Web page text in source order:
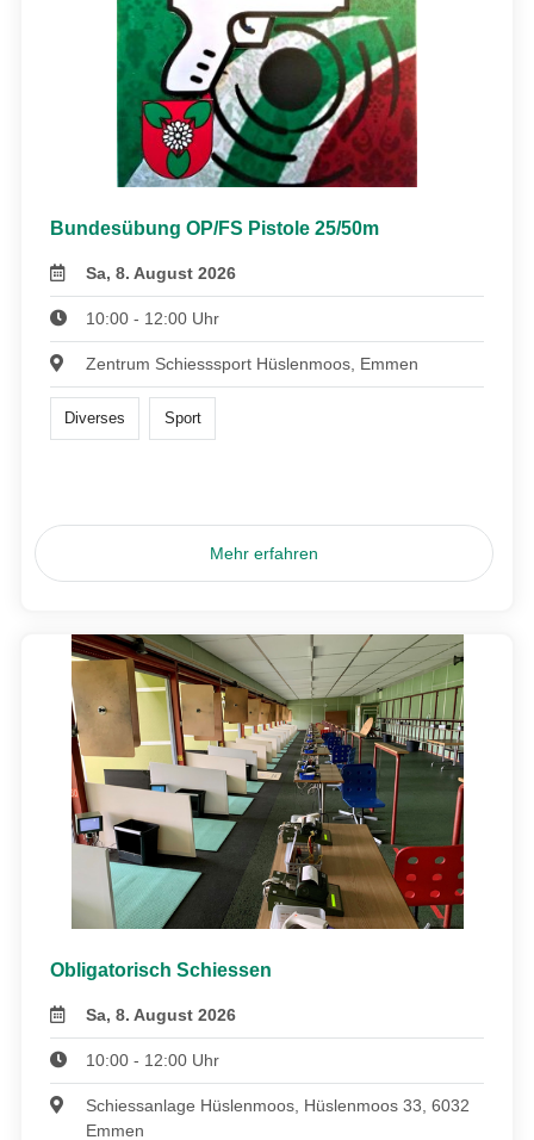
Bundesübung OP/FS Pistole 25/50m
Sa, 8. August 2026
10:00 - 12:00 Uhr
Zentrum Schiesssport Hüslenmoos, Emmen
Diverses Sport
Mehr erfahren
Obligatorisch Schiessen
Sa, 8. August 2026
10:00 - 12:00 Uhr
Schiessanlage Hüslenmoos, Hüslenmoos 33, 6032
Emmen